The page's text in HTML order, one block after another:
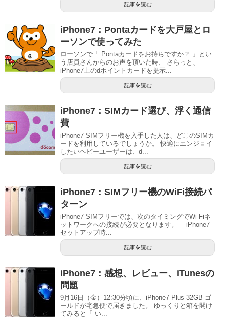
記事を読む
iPhone7：Pontaカードを大戸屋とロ
ーソンで使ってみた
ローソンで「 Pontaカードをお持ちですか？ 」とい
う店員さんからのお声を頂いた時、 さらっと、
iPhone7上のdポイントカードを提示...
記事を読む
iPhone7：SIMカード選び、浮く通信
費
iPhone7 SIMフリー機を入手した人は、どこのSIMカ
ードを利用しているでしょうか。 快適にエンジョイ
したいヘビーユーザーは、d...
記事を読む
iPhone7：SIMフリー機のWiFi接続パ
ターン
iPhone7 SIMフリーでは、次のタイミングでWi-Fiネ
ットワークへの接続が必要となります。 iPhone7
セットアップ時...
記事を読む
iPhone7：感想、レビュー、iTunesの
問題
9月16日（金）12:30分頃に、iPhone7 Plus 32GB ゴ
ールドが宅急便で届きました。 ゆっくりと箱を開け
てみると「 い...